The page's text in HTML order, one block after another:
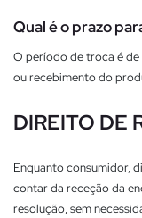
Qual é o prazo
O período de troca é
ou recebimento do
DIREITO DE
Enquanto consumidor,
contar da receção da
resolução, sem